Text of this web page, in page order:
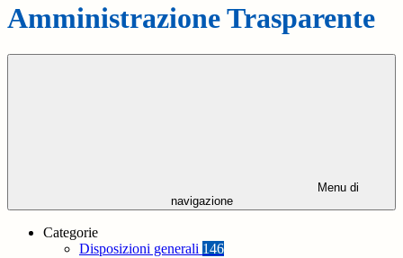
Amministrazione Trasparente
Menu di
navigazione
Categorie
Disposizioni generali 146